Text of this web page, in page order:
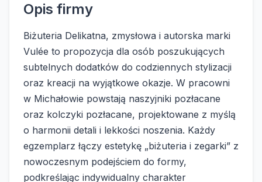
Opis firmy
Biżuteria Delikatna, zmysłowa i autorska marki
Vulée to propozycja dla osób poszukujących
subtelnych dodatków do codziennych stylizacji
oraz kreacji na wyjątkowe okazje. W pracowni
w Michałowie powstają naszyjniki pozłacane
oraz kolczyki pozłacane, projektowane z myślą
o harmonii detali i lekkości noszenia. Każdy
egzemplarz łączy estetykę „biżuteria i zegarki” z
nowoczesnym podejściem do formy,
podkreślając indywidualny charakter